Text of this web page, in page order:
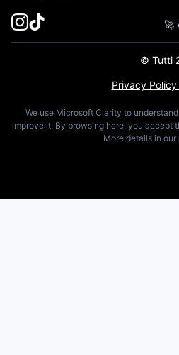
🚀
© Tutti
Privacy
We use Microsoft Clarity to
improve it. By browsing here, you accept
More details in